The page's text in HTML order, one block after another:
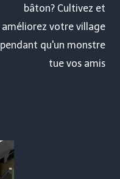
bâton? Cultivez et
améliorez votre village
pendant qu'un monstre
tue vos amis